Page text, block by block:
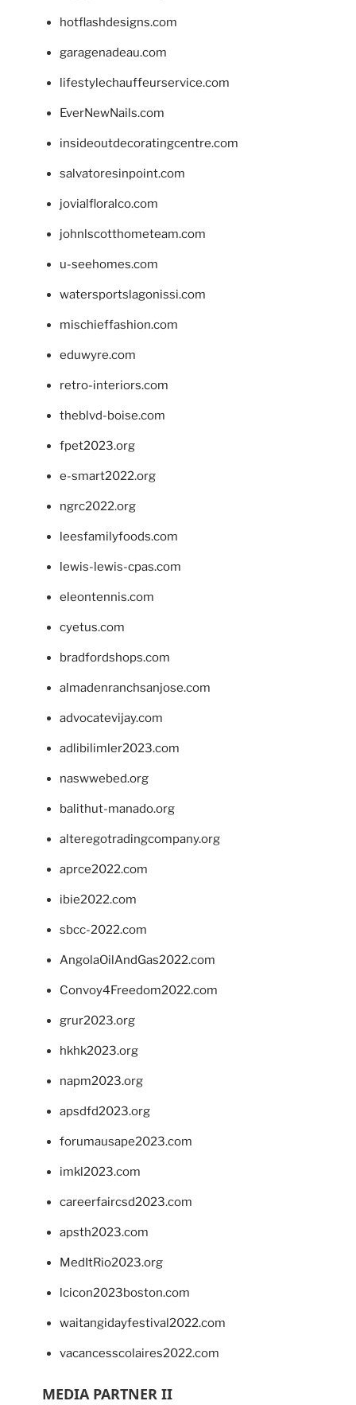
hotflashdesigns.com
garagenadeau.com
lifestylechauffeurservice.com
EverNewNails.com
insideoutdecoratingcentre.com
salvatoresinpoint.com
jovialfloralco.com
johnlscotthometeam.com
u-seehomes.com
watersportslagonissi.com
mischieffashion.com
eduwyre.com
retro-interiors.com
theblvd-boise.com
fpet2023.org
e-smart2022.org
ngrc2022.org
leesfamilyfoods.com
lewis-lewis-cpas.com
eleontennis.com
cyetus.com
bradfordshops.com
almadenranchsanjose.com
advocatevijay.com
adlibilimler2023.com
naswwebed.org
balithut-manado.org
alteregotradingcompany.org
aprce2022.com
ibie2022.com
sbcc-2022.com
AngolaOilAndGas2022.com
Convoy4Freedom2022.com
grur2023.org
hkhk2023.org
napm2023.org
apsdfd2023.org
forumausape2023.com
imkl2023.com
careerfaircsd2023.com
apsth2023.com
MedItRio2023.org
lcicon2023boston.com
waitangidayfestival2022.com
vacancesscolaires2022.com
MEDIA PARTNER II